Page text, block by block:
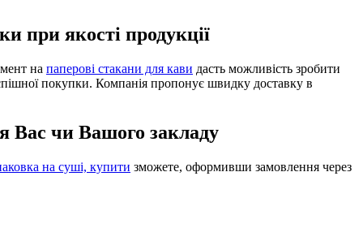
при якості продукції
на паперові стакани для кави дасть можливість зробити
покупки. Компанія пропонує швидку доставку в
Вас чи Вашого закладу
на суші, купити зможете, оформивши замовлення через